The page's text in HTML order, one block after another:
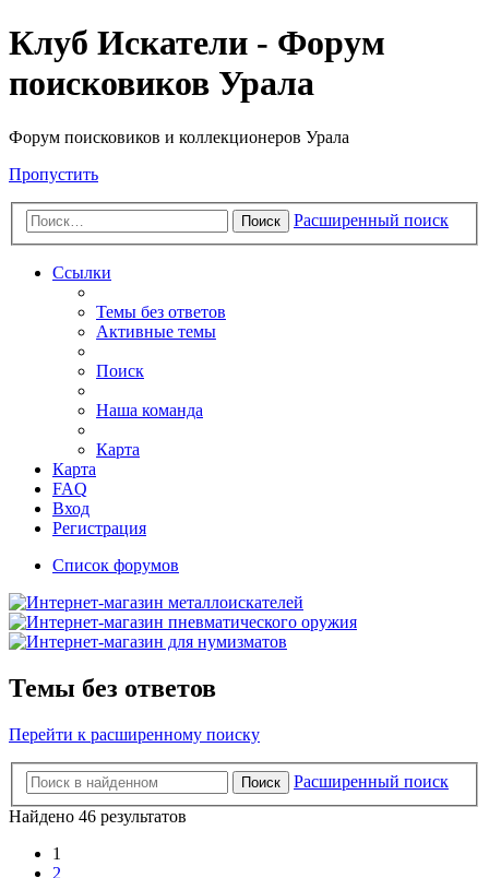
Клуб Искатели - Форум
поисковиков Урала
Форум поисковиков и коллекционеров Урала
Пропустить
Поиск Расширенный поиск
Ссылки
Темы без ответов
Активные темы
Поиск
Наша команда
Карта
Карта
FAQ
Вход
Регистрация
Список форумов
Темы без ответов
Перейти к расширенному поиску
Поиск
Расширенный поиск
Найдено 46 результатов
1
2